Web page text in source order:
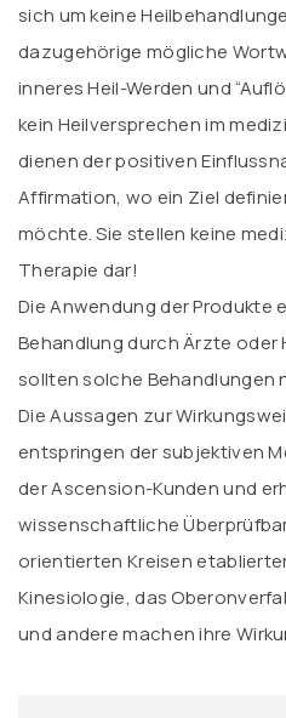
sich um keine
dazugehörige mögliche
inneres Heil-Werden und
kein Heilversprechen im
dienen der positiven
Affirmation, wo ein Ziel
möchte. Sie stellen keine
Therapie dar!
Die Anwendung der Produkte
Behandlung durch Ärzte oder
sollten solche Behandlungen
Die Aussagen zur
entspringen der subjektiven
der Ascension-Kunden und
wissenschaftliche
orientierten Kreisen
Kinesiologie, das
und andere machen ihre